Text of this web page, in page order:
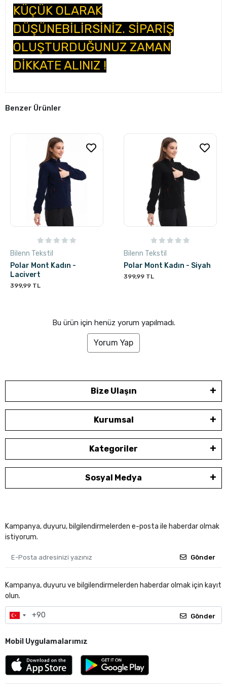
KÜÇÜK OLARAK
DÜŞÜNEBİLİRSİNİZ. SİPARİŞ
OLUŞTURDUĞUNUZ ZAMAN
DİKKATE ALINIZ !
Benzer Ürünler
Bilenn Tekstil
Polar Mont Kadın -
Lacivert
399,99 TL
Bilenn Tekstil
Polar Mont Kadın - Siyah
399,99 TL
Bu ürün için henüz yorum yapılmadı.
Yorum Yap
Bize Ulaşın
Kurumsal
Kategoriler
Sosyal Medya
Kampanya, duyuru, bilgilendirmelerden e-posta ile haberdar olmak
istiyorum.
Gönder
Kampanya, duyuru ve bilgilendirmelerden haberdar olmak için kayıt
olun.
Gönder
Mobil Uygulamalarımız